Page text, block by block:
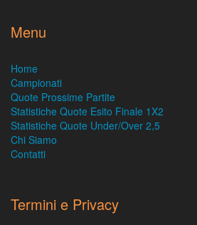
Menu
Home
Campionati
Quote Prossime Partite
Statistiche Quote Esito Finale 1X2
Statistiche Quote Under/Over 2,5
Chi Siamo
Contatti
Termini e Privacy